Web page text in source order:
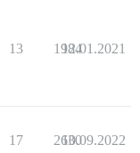
13 1984
12.01.2021
17 2630
10.09.2022